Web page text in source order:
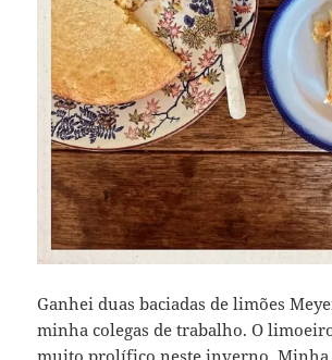
Ganhei duas baciadas de limões
minha colegas de trabalho. O